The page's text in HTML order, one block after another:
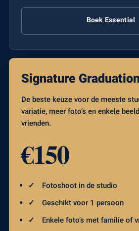
Boek Essential
Signature Graduation
De beste keuze voor de meeste
variatie, meer foto’s en enkele
vrienden.
€150
Fotoshoot in de studio
Geschikt voor 1 persoon
Enkele foto’s met familie of